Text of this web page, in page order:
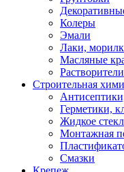
Колеры
Эмали
Лаки,
Масляные
Растворители
Строительная
Герметики,
Жидкое
Монтажная
Смазки